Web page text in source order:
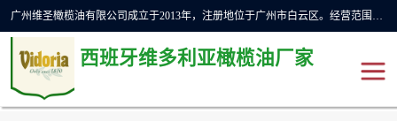
广州维圣橄榄油有限公司成立于2013年，注册地位于广州市白云区。经营范围包括饲料原料销售;畜牧渔业饲料销售;化妆品批发;贸易经纪;食品进出口等，主要产品有：橄榄果渣油，橄榄油，纯橄榄油等。
西班牙维多利亚橄榄油厂家